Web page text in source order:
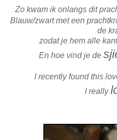
Zo kwam ik onlangs dit
Blauw/zwart met een
de
zodat je hem alle
En hoe vind je de
I recently found this
I really